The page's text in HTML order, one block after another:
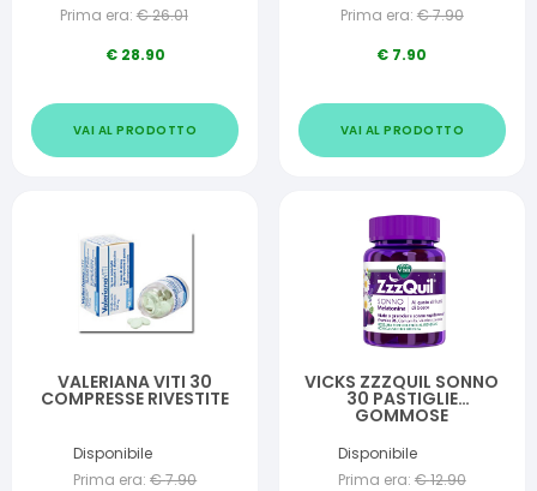
Prima era: €26.01
€ 28.90
VAI AL PRODOTTO
Prima era: €7.90
€ 7.90
VAI AL PRODOTTO
VALERIANA VITI 30
COMPRESSE RIVESTITE
Disponibile
Prima era: €7.90
VICKS ZZZQUIL SONNO
30 PASTIGLIE
GOMMOSE
Disponibile
Prima era: €12.90